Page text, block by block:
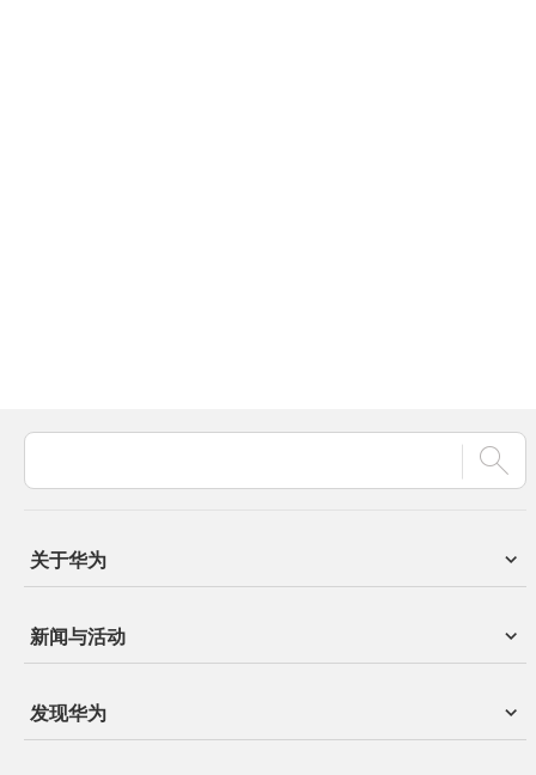
关于华为
新闻与活动
发现华为